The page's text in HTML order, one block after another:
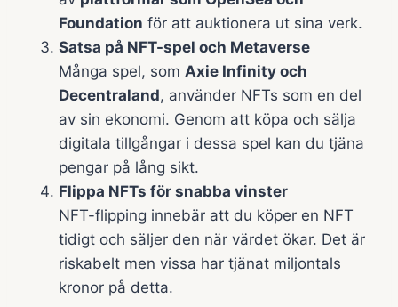
Foundation för att auktionera ut sina verk.
Satsa på NFT-spel och Metaverse
Många spel, som Axie Infinity och
Decentraland, använder NFTs som en del
av sin ekonomi. Genom att köpa och sälja
digitala tillgångar i dessa spel kan du tjäna
pengar på lång sikt.
Flippa NFTs för snabba vinster
NFT-flipping innebär att du köper en NFT
tidigt och säljer den när värdet ökar. Det är
riskabelt men vissa har tjänat miljontals
kronor på detta.